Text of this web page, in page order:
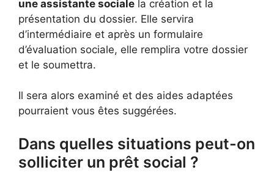
une assistante sociale la création et la
présentation du dossier. Elle servira
d’intermédiaire et après un formulaire
d’évaluation sociale, elle remplira votre dossier
et le soumettra.
Il sera alors examiné et des aides adaptées
pourraient vous êtes suggérées.
Dans quelles situations peut-on
solliciter un prêt social ?